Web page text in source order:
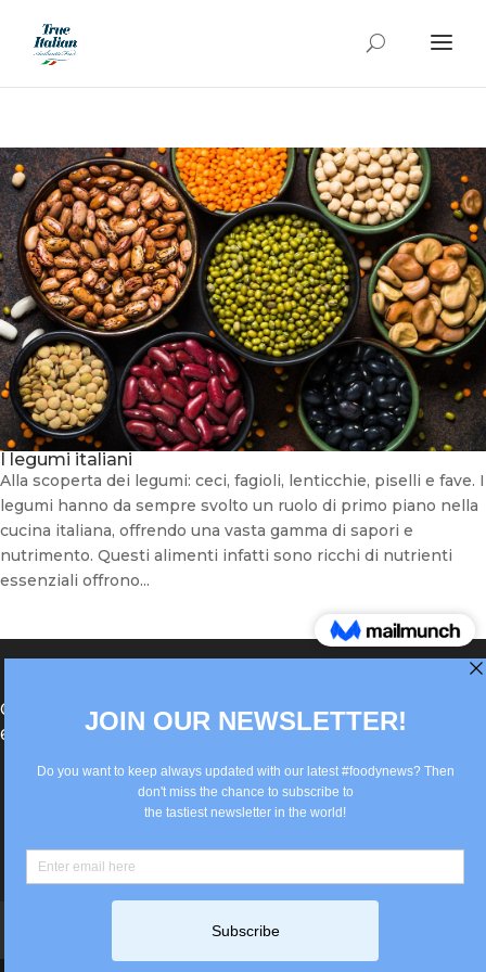
I legumi italiani
Alla scoperta dei legumi: ceci, fagioli, lenticchie, piselli e fave. I
legumi hanno da sempre svolto un ruolo di primo piano nella
cucina italiana, offrendo una vasta gamma di sapori e
nutrimento. Questi alimenti infatti sono ricchi di nutrienti
essenziali offrono...
®Berlin Italian Communication 2022 +49(0)30
62867442
info@old.true-italian.com
Privacy Policy